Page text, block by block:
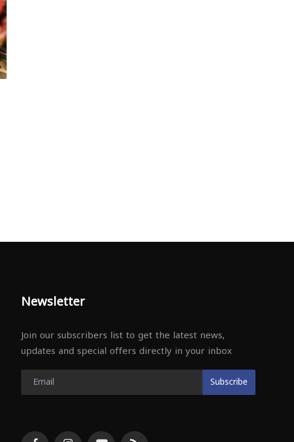
Newsletter
Join our subscribers list to get the latest news,
updates and special offers directly in your inbox
Subscribe